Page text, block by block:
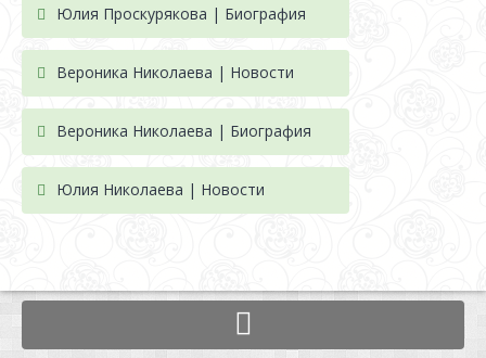
Юлия Проскурякова | Биография
Вероника Николаева | Новости
Вероника Николаева | Биография
Юлия Николаева | Новости